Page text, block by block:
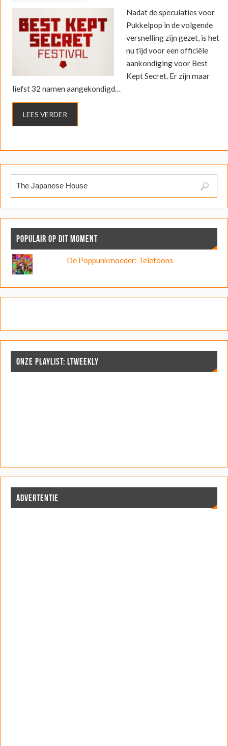
Nadat de speculaties voor
Pukkelpop in de volgende
versnelling zijn gezet, is het
nu tijd voor een officiële
aankondiging voor Best
Kept Secret. Er zijn maar
liefst 32 namen aangekondigd…
LEES VERDER
POPULAIR OP DIT MOMENT
De Poppunkmoeder: Telefoons
ONZE PLAYLIST: LTWEEKLY
ADVERTENTIE